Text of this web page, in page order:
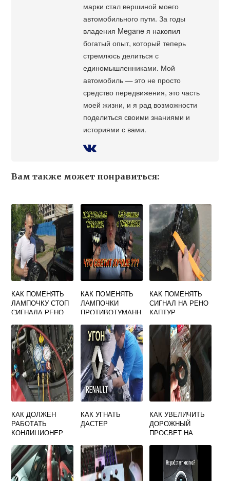
марки стал вершиной моего
автомобильного пути. За годы
владения Megane я накопил
богатый опыт, который теперь
стремлюсь делиться с
единомышленниками. Мой
автомобиль — это не просто
средство передвижения, это часть
моей жизни, и я рад возможности
поделиться своими знаниями и
историями с вами.
Вам также может понравиться:
КАК ПОМЕНЯТЬ
ЛАМПОЧКУ СТОП
СИГНАЛА РЕНО
КАК ПОМЕНЯТЬ
ЛАМПОЧКИ
ПРОТИВОТУМАНН
ФЛЮЕНС
КАК ПОМЕНЯТЬ
СИГНАЛ НА РЕНО
КАПТУР
КАК ДОЛЖЕН
РАБОТАТЬ
КОНДИЦИОНЕР
КАК УГНАТЬ
ДАСТЕР
КАК УВЕЛИЧИТЬ
ДОРОЖНЫЙ
ПРОСВЕТ НА